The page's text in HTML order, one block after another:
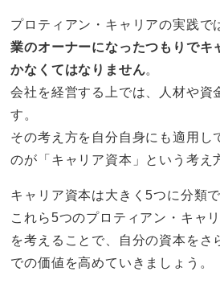
プロティアン・キャリアの実践で
業のオーナーになったつもりでキ
かなくてはなりません。
会社を経営する上では、人材や資
す。
その考え方を自分自身にも適用し
のが「キャリア資本」という考え
キャリア資本は大きく5つに分類で
これら5つのプロティアン・キャ
を考えることで、自分の資本をさ
での価値を高めていきましょう。